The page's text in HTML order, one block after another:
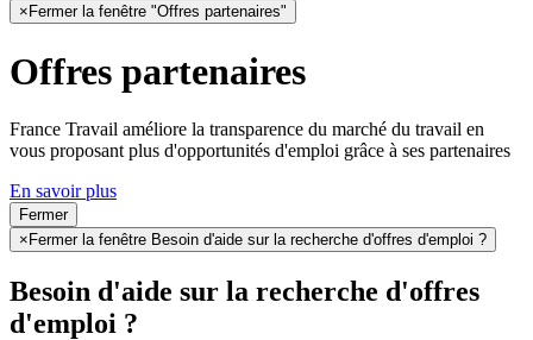
× Fermer la fenêtre "Offres partenaires"
Offres partenaires
France Travail améliore la transparence du marché du travail en
vous proposant plus d'opportunités d'emploi grâce à ses partenaires
En savoir plus
Fermer
× Fermer la fenêtre Besoin d'aide sur la recherche d'offres d'emploi ?
Besoin d'aide sur la recherche d'offres
d'emploi ?